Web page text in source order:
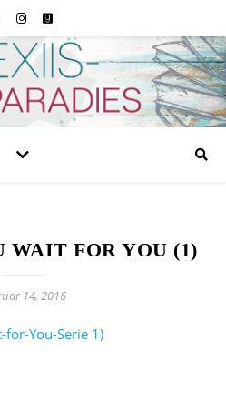
WAIT FOR YOU (1)
14, 2016
for-You-Serie 1)